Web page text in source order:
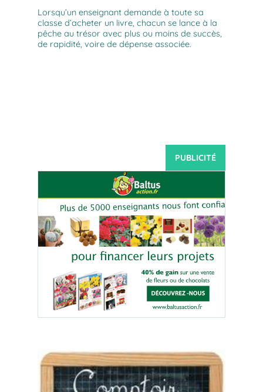
Lorsqu’un enseignant demande à toute sa
classe d’acheter un livre, chacun se lance à la
pêche au trésor avec plus ou moins de succès,
de rapidité, voire de dépense associée.
PUBLICITÉ